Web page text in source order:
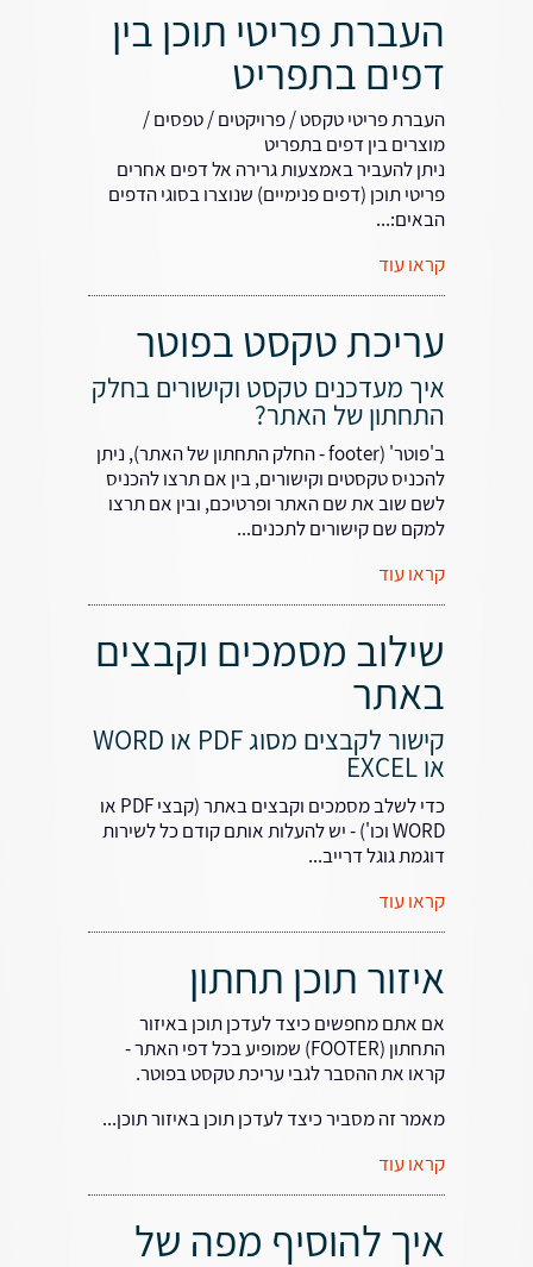
העברת פריטי תוכן בין
דפים בתפריט
העברת פריטי טקסט / פרויקטים / טפסים /
מוצרים בין דפים בתפריט
ניתן להעביר באמצעות גרירה אל דפים אחרים
פריטי תוכן (דפים פנימיים) שנוצרו בסוגי הדפים
הבאים:...
קראו עוד
עריכת טקסט בפוטר
איך מעדכנים טקסט וקישורים בחלק
התחתון של האתר?
ב'פוטר' (footer - החלק התחתון של האתר), ניתן
להכניס טקסטים וקישורים, בין אם תרצו להכניס
לשם שוב את שם האתר ופרטיכם, ובין אם תרצו
למקם שם קישורים לתכנים...
קראו עוד
שילוב מסמכים וקבצים
באתר
קישור לקבצים מסוג PDF או WORD
או EXCEL
כדי לשלב מסמכים וקבצים באתר (קבצי PDF או
WORD וכו') - יש להעלות אותם קודם כל לשירות
דוגמת גוגל דרייב...
קראו עוד
איזור תוכן תחתון
אם אתם מחפשים כיצד לעדכן תוכן באיזור
התחתון (FOOTER) שמופיע בכל דפי האתר -
קראו את ההסבר לגבי עריכת טקסט בפוטר.
מאמר זה מסביר כיצד לעדכן תוכן באיזור תוכן...
קראו עוד
איך להוסיף מפה של